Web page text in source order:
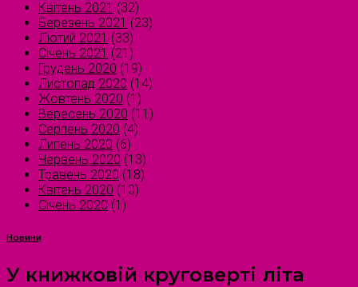
Квітень 2021 (32)
Березень 2021 (23)
Лютий 2021 (33)
Січень 2021 (21)
Грудень 2020 (19)
Листопад 2020 (14)
Жовтень 2020 (1)
Вересень 2020 (11)
Серпень 2020 (4)
Липень 2020 (6)
Червень 2020 (13)
Травень 2020 (18)
Квітень 2020 (10)
Січень 2020 (1)
Новини
У книжковій круговерті літа